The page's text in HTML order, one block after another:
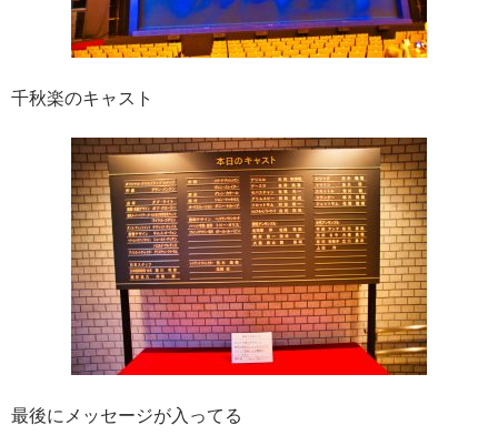
千秋楽のキャスト
最後にメッセージが入ってる